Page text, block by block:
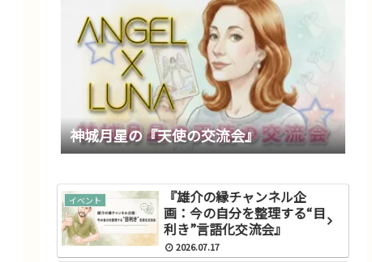
神城月星の『天使の交流会』
イベント
『雄介の縁チャンネル企
画：今の自分を整理する“目
利き”言語化交流会』
2026.07.17